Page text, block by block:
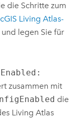
die Schritte zum
Living Atlas-
legen Sie für
zusammen mit
die
Living Atlas